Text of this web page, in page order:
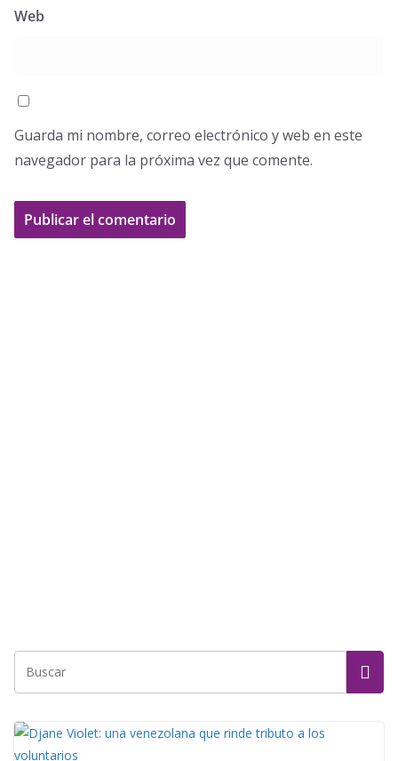
Web
Guarda mi nombre, correo electrónico y web en este
navegador para la próxima vez que comente.